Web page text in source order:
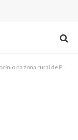
na zona rural de Pombos